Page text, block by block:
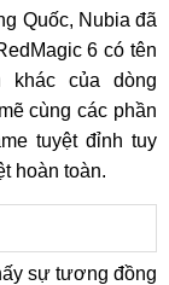
Quốc, Nubia đã
6 có tên
khác của dòng
cùng các phần
tuyệt đỉnh tuy
hoàn toàn.
sự tương đồng